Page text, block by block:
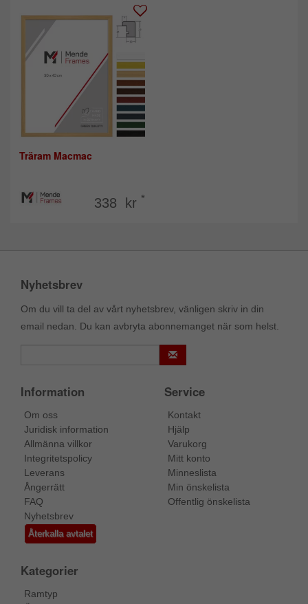
Träram Macmac
338 kr *
Nyhetsbrev
Om du vill ta del av vårt nyhetsbrev, vänligen skriv in din
email nedan. Du kan avbryta abonnemanget när som helst.
Information
Om oss
Juridisk information
Allmänna villkor
Integritetspolicy
Leverans
Ångerrätt
FAQ
Nyhetsbrev
Återkalla avtalet
Service
Kontakt
Hjälp
Varukorg
Mitt konto
Minneslista
Min önskelista
Offentlig önskelista
Kategorier
Ramtyp